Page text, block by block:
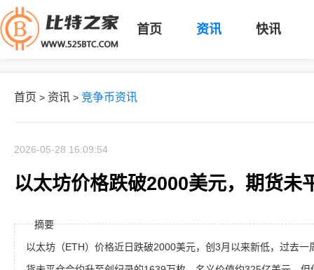
首页 资讯 快讯
首页 > 资讯 > 竞争币资讯
2026-05-28 16:09:54
以太坊价格跌破2000美元，期货未
摘要
以太坊（ETH）价格近日跌破2000美元，创3月以来新低，过去